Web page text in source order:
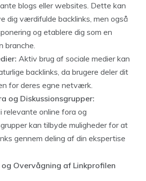
blogs eller websites. Dette kan
dig værdifulde backlinks, men også
og etablere dig som en
branche.
Aktiv brug af sociale medier kan
backlinks, da brugere deler dit
for deres egne netværk.
og Diskussionsgrupper:
relevante online fora og
kan tilbyde muligheder for at
gennem deling af din ekspertise
Overvågning af Linkprofilen